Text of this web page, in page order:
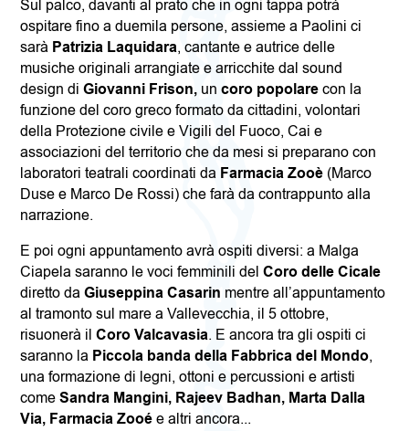
Sul palco, davanti al prato che in ogni tappa potrà
ospitare fino a duemila persone, assieme a Paolini ci
sarà Patrizia Laquidara, cantante e autrice delle
musiche originali arrangiate e arricchite dal sound
design diGiovanni Frison, uncoro popolarecon la
funzione del coro greco formato da cittadini, volontari
della Protezione civile e Vigili del Fuoco, Cai e
associazioni del territorio che da mesi si preparano con
laboratori teatrali coordinati da Farmacia Zooè (Marco
Duse e Marco De Rossi) che farà da contrappunto alla
narrazione.
E poi ogni appuntamento avrà ospiti diversi: a Malga
Ciapela saranno le voci femminili delCoro delle Cicale
diretto daGiuseppina Casarin mentre all’appuntamento
al tramonto sul mare a Vallevecchia, il 5 ottobre,
risuonerà ilCoro Valcavasia. E ancora tra gli ospiti ci
saranno la Piccola banda della Fabbrica del Mondo,
una formazione di legni, ottoni e percussioni e artisti
comeSandra Mangini, Rajeev Badhan, Marta Dalla
Via, Farmacia Zooée altri ancora...